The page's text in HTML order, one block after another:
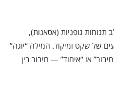
גופניות (אסאנות),
של שקט ומיקוד. המילה “יוגה”
או “איחוד” — חיבור בין